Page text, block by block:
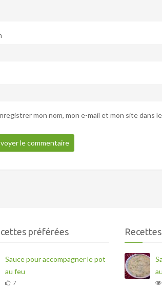
mon nom, mon e-mail et mon site dans
préférées
Sauce pour accompagner le pot
au feu
7